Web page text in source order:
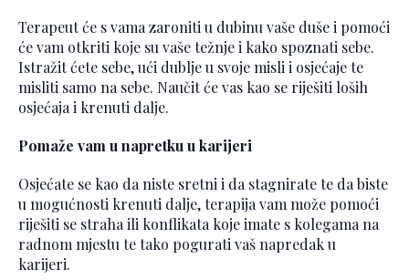
Terapeut će s vama zaroniti u dubinu vaše duše i pomoći
će vam otkriti koje su vaše težnje i kako spoznati sebe.
Istražit ćete sebe, ući dublje u svoje misli i osjećaje te
misliti samo na sebe. Naučit će vas kao se riješiti loših
osjećaja i krenuti dalje.
Pomaže vam u napretku u karijeri
Osjećate se kao da niste sretni i da stagnirate te da biste
u mogućnosti krenuti dalje, terapija vam može pomoći
riješiti se straha ili konflikata koje imate s kolegama na
radnom mjestu te tako pogurati vaš napredak u
karijeri.